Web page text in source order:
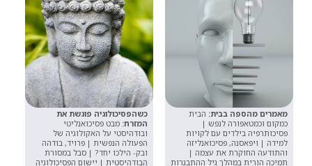
מאמרים מהספה בבית: הבית
כמקום וכמטאפורה לנפש |
פסיכותרפיה בילדים עם לקויות
למידה | ויפאסנה, פסיכואנליזה
והתודעה החוקרת את עצמה |
תמיכה הורית במהלך גיל ההתבגרות
כשהפסיכולוגיה פוגשת את
המזרח: מבט פסיכואנליטי
ובודהיסטי על האקולוגיה של
הפעולה הנפשית | פרויד, בודהה
ובק- הילכו יחד? | סבל במסורת
הבודהיסטית | יישום הפסיכולוגיה